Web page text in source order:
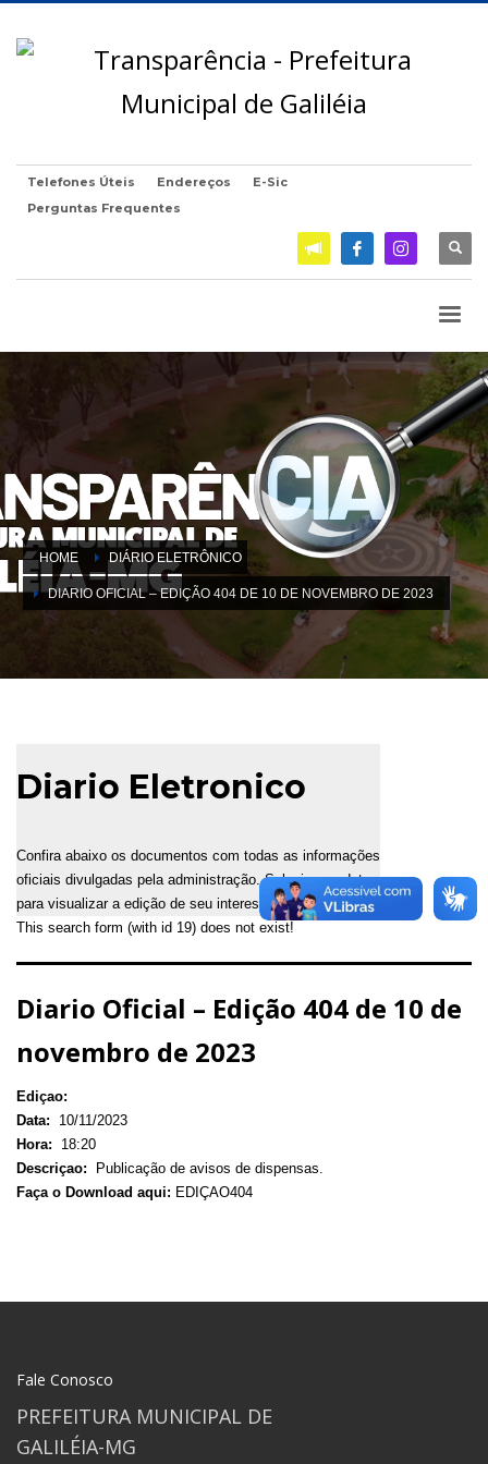
Telefones Úteis Endereços
E-Sic
Perguntas Frequentes
HOME DIÁRIO ELETRÔNICO
DIARIO OFICIAL – EDIÇÃO 404 DE 10 DE NOVEMBRO DE 2023
Diario Eletronico
Confira abaixo os documentos com todas as informações
oficiais divulgadas pela administração. Selecione a data
para visualizar a edição de seu interesse.
This search form (with id 19) does not exist!
Diario Oficial – Edição 404 de 10 de
novembro de 2023
Ediçao:
Data:
10/11/2023
Hora:
18:20
Descriçao:
Publicação de avisos de dispensas.
Faça o Download aqui: EDIÇAO404
Fale Conosco
PREFEITURA MUNICIPAL DE
GALILÉIA-MG